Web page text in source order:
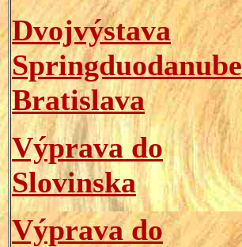
Dvojvýstava
Springduodanube
Bratislava
Výprava do
Slovinska
Výprava do